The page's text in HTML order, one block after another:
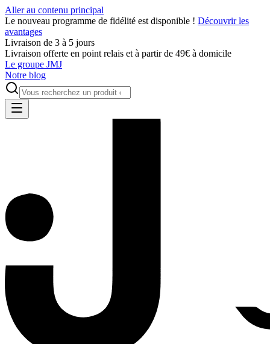
Aller au contenu principal
Le nouveau programme de fidélité est disponible ! Découvrir les
avantages
Livraison de 3 à 5 jours
Livraison offerte en point relais et à partir de 49€ à domicile
Le groupe JMJ
Notre blog